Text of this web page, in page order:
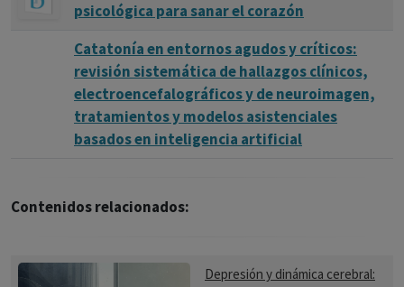
psicológica para sanar el corazón
Catatonía en entornos agudos y críticos:
revisión sistemática de hallazgos clínicos,
electroencefalográficos y de neuroimagen,
tratamientos y modelos asistenciales
basados en inteligencia artificial
Contenidos relacionados:
Depresión y dinámica cerebral: